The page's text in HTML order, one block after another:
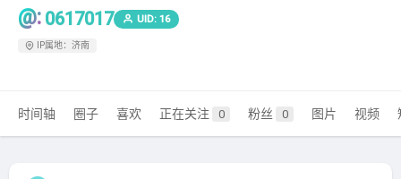
@: 0617017 UID: 16
IP属地：济南
时间轴 圈子 喜欢 正在关注 0 粉丝 0 图片 视频